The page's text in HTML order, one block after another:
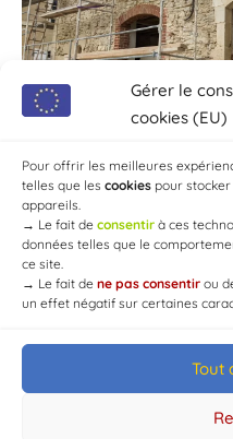
Gérer le
cookies (EU)
Pour offrir les meilleures
telles que les cookies pour
appareils.
→ Le fait de consentir à ces
données telles que le
ce site.
→ Le fait de ne pas consentir ou
un effet négatif sur certaines
Tout
© Mairie de Chaource
Developed